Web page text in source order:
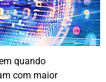
quando
com maior